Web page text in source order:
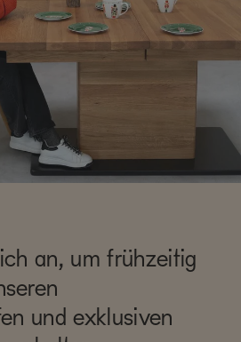
an, um frühzeitig
und exklusiven